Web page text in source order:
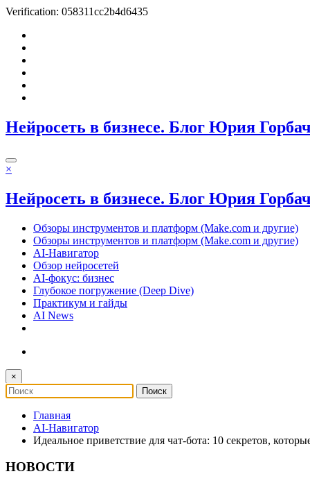
Verification: 058311cc2b4d6435
Перейти
содержимому
Нейросеть в бизнесе. Блог Юрия
×
Нейросеть в бизнесе. Блог Юрия
Обзоры инструментов и платформ (Make.com и другие)
Обзоры инструментов и платформ (Make.com и другие)
AI-Навигатор
Обзор нейросетей
AI-фокус: бизнес
Глубокое погружение (Deep Dive)
Практикум и гайды
AI News
×
Главная
AI-Навигатор
Идеальное приветствие для чат-бота: 10 секретов,
НОВОСТИ